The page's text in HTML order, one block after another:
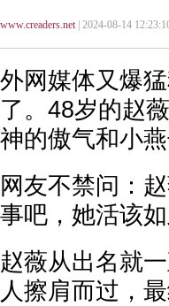
www.creaders.net| 2024-08-14
外网媒体又爆
了。48岁的赵
神的傲气和小燕
网友不禁问：
事吧，她活该如
赵薇从出名就
人擦肩而过，